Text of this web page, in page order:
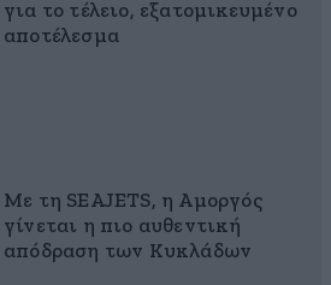
για το τέλειο, εξατομικευμένο
αποτέλεσμα
Με τη SEAJETS, η Αμοργός
γίνεται η πιο αυθεντική
απόδραση των Κυκλάδων